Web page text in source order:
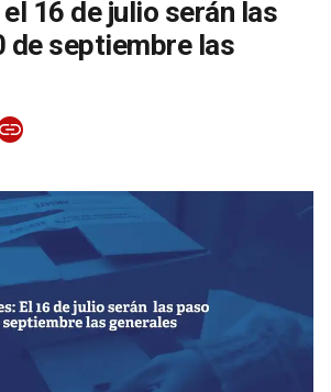
16 de julio serán las
de septiembre las